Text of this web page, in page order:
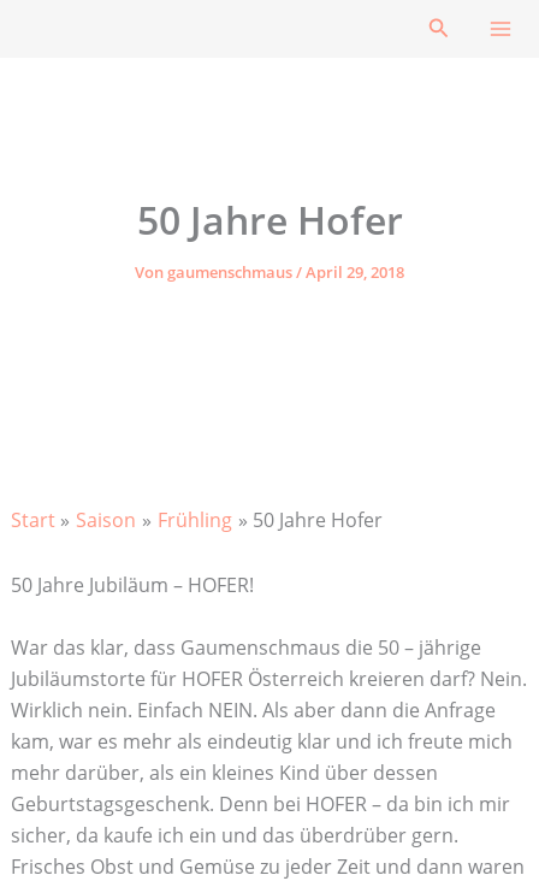
Suchen
50 Jahre Hofer
Vongaumenschmaus/April 29, 2018
Start Saison Frühling 50 Jahre Hofer
50 Jahre Jubiläum – HOFER!
War das klar, dass Gaumenschmaus die 50 – jährige
Jubiläumstorte für HOFER Österreich kreieren darf? Nein.
Wirklich nein. Einfach NEIN. Als aber dann die Anfrage
kam, war es mehr als eindeutig klar und ich freute mich
mehr darüber, als ein kleines Kind über dessen
Geburtstagsgeschenk. Denn bei HOFER – da bin ich mir
sicher, da kaufe ich ein und das überdrüber gern.
Frisches Obst und Gemüse zu jeder Zeit und dann waren